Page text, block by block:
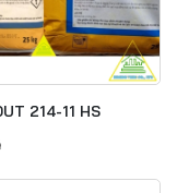
214-11 HS